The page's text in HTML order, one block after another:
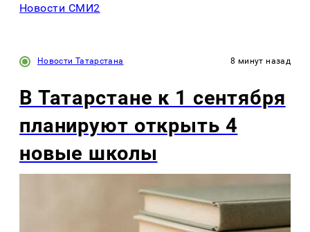
Новости СМИ2
Новости Татарстана 8 минут назад
В Татарстане к 1 сентября
планируют открыть 4
новые школы